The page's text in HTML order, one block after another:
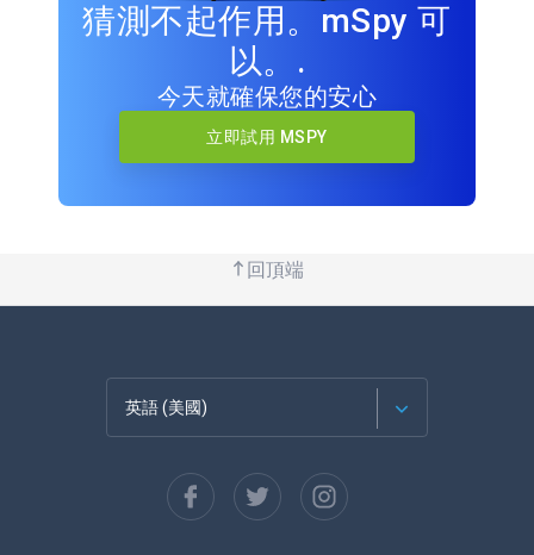
猜測不起作用。mSpy 可
以。.
今天就確保您的安心
立即試用 MSPY
回頂端
英語 (美國)
西班牙語